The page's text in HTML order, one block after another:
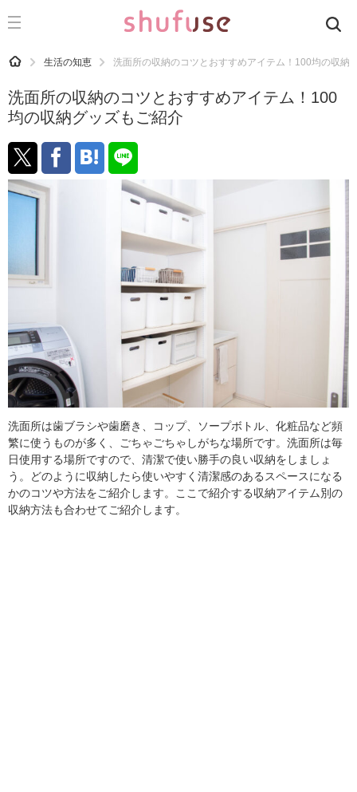
CATEGORY 記事カテゴリ
運気
洗濯
生活の知恵
お金
趣味
おすすめ
HOME 生活の知恵 洗面所の収納のコツとおすすめアイテム！100均の収納
洗面所の収納のコツとおすすめアイテム！100
均の収納グッズもご紹介
洗面所は歯ブラシや歯磨き、コップ、ソープボトル、化粧品など頻
繁に使うものが多く、ごちゃごちゃしがちな場所です。洗面所は毎
日使用する場所ですので、清潔で使い勝手の良い収納をしましょ
う。どのように収納したら使いやすく清潔感のあるスペースになる
かのコツや方法をご紹介します。ここで紹介する収納アイテム別の
収納方法も合わせてご紹介します。